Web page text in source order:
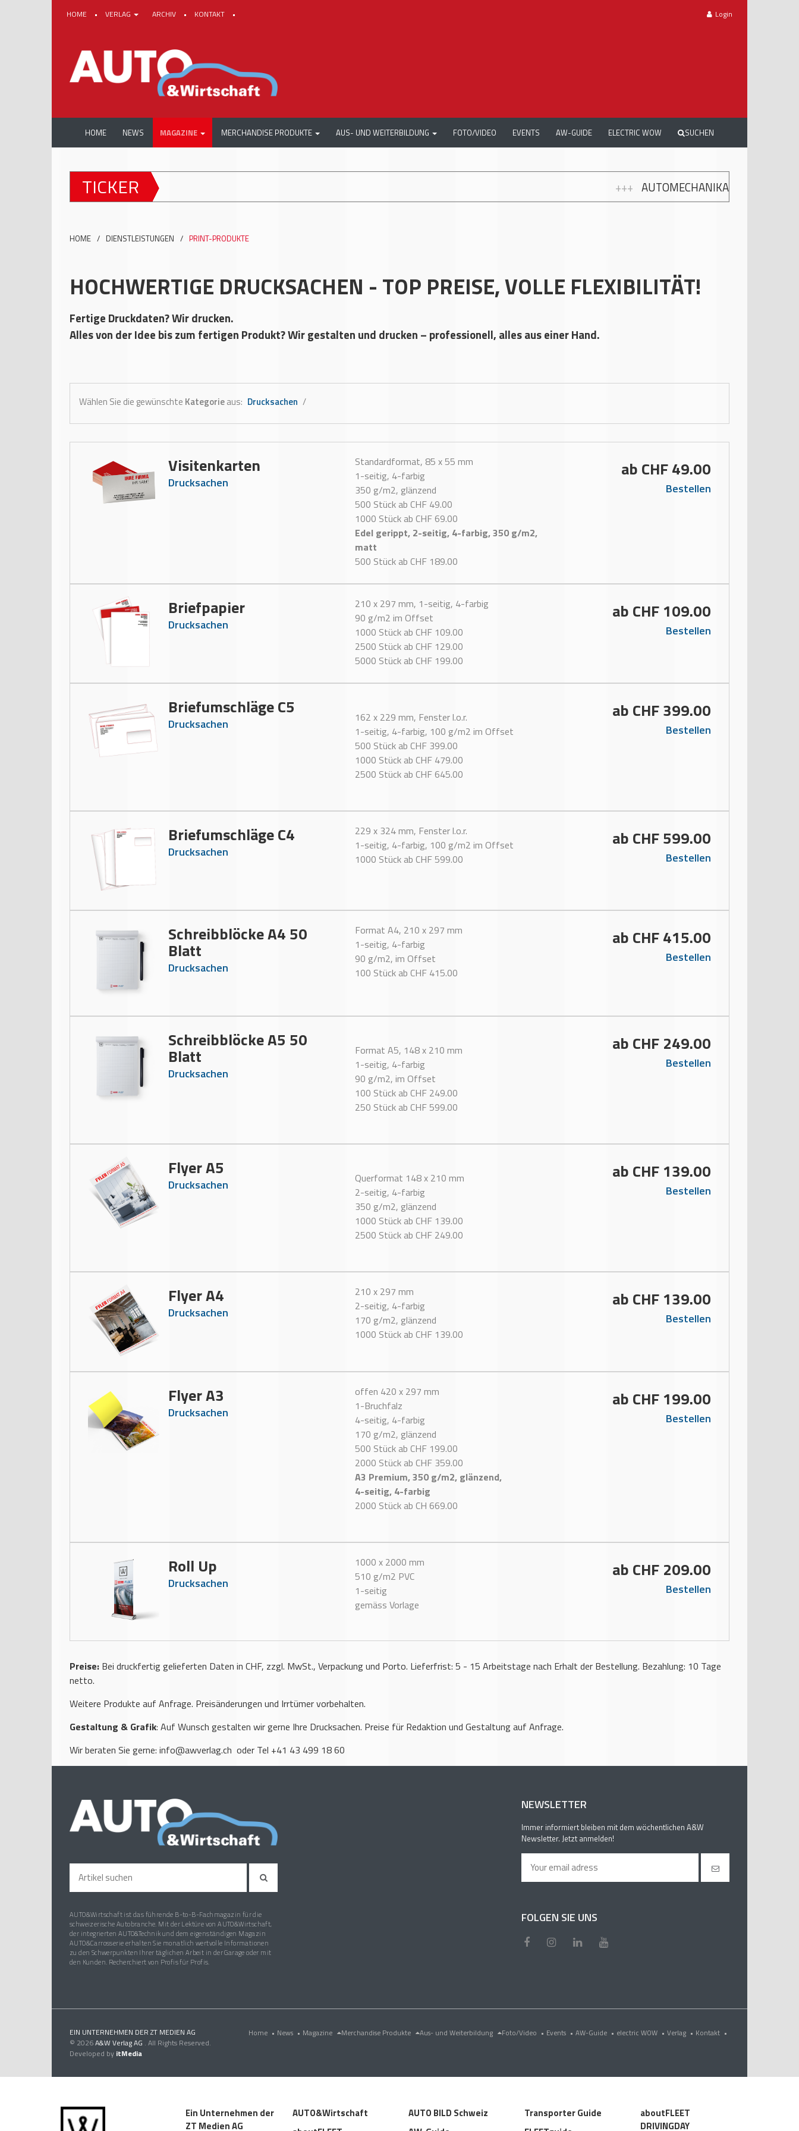
HOME • VERLAG ARCHIV • KONTAKT • Login
HOME NEWS MAGAZINE MERCHANDISE PRODUKTE AUS- UND WEITERBILDUNG FOTO/VIDEO EVENTS AW-GUIDE ELECTRIC WOW SUCHEN
TICKER AUTOMECHANIKA WORKSHOPS: GRATIS
HOME / DIENSTLEISTUNGEN / PRINT-PRODUKTE
HOCHWERTIGE DRUCKSACHEN - TOP PREISE, VOLLE FLEXIBILITÄT!
Fertige Druckdaten? Wir drucken.
Alles von der Idee bis zum fertigen Produkt? Wir gestalten und drucken – professionell, alles aus einer Hand.
Wählen Sie die gewünschte Kategorieaus: Drucksachen /
Visitenkarten
Drucksachen
Standardformat, 85 x 55 mm
1-seitig, 4-farbig
350 g/m2, glänzend
500 Stück ab CHF 49.00
1000 Stück ab CHF 69.00
Edel gerippt, 2-seitig, 4-farbig, 350 g/m2,
matt
500 Stück ab CHF 189.00
ab CHF 49.00
Bestellen
Briefpapier
Drucksachen
210 x 297 mm, 1-seitig, 4-farbig
90 g/m2 im Offset
1000 Stück ab CHF 109.00
2500 Stück ab CHF 129.00
5000 Stück ab CHF 199.00
ab CHF 109.00
Bestellen
Briefumschläge C5
Drucksachen
162 x 229 mm, Fenster l.o.r.
1-seitig, 4-farbig, 100 g/m2 im Offset
500 Stück ab CHF 399.00
1000 Stück ab CHF 479.00
2500 Stück ab CHF 645.00
ab CHF 399.00
Bestellen
Briefumschläge C4
Drucksachen
229 x 324 mm, Fenster l.o.r.
1-seitig, 4-farbig, 100 g/m2 im Offset
1000 Stück ab CHF 599.00
ab CHF 599.00
Bestellen
Schreibblöcke A4 50
Blatt
Drucksachen
Format A4, 210 x 297 mm
1-seitig, 4-farbig
90 g/m2, im Offset
100 Stück ab CHF 415.00
ab CHF 415.00
Bestellen
Schreibblöcke A5 50
Blatt
Drucksachen
Format A5, 148 x 210 mm
1-seitig, 4-farbig
90 g/m2, im Offset
100 Stück ab CHF 249.00
250 Stück ab CHF 599.00
ab CHF 249.00
Bestellen
Flyer A5
Drucksachen
Querformat 148 x 210 mm
2-seitig, 4-farbig
350 g/m2, glänzend
1000 Stück ab CHF 139.00
2500 Stück ab CHF 249.00
ab CHF 139.00
Bestellen
Flyer A4
Drucksachen
210 x 297 mm
2-seitig, 4-farbig
170 g/m2, glänzend
1000 Stück ab CHF 139.00
ab CHF 139.00
Bestellen
Flyer A3
Drucksachen
offen 420 x 297 mm
1-Bruchfalz
4-seitig, 4-farbig
170 g/m2, glänzend
500 Stück ab CHF 199.00
2000 Stück ab CHF 359.00
A3 Premium, 350 g/m2, glänzend,
4-seitig, 4-farbig
2000 Stück ab CH 669.00
ab CHF 199.00
Bestellen
Roll Up
Drucksachen
1000 x 2000 mm
510 g/m2 PVC
1-seitig
gemäss Vorlage
ab CHF 209.00
Bestellen
Preise: Bei druckfertig gelieferten Daten in CHF, zzgl. MwSt., Verpackung und Porto. Lieferfrist: 5 - 15 Arbeitstage nach Erhalt der Bestellung. Bezahlung: 10 Tage
netto.
Weitere Produkte auf Anfrage. Preisänderungen und Irrtümer vorbehalten.
Gestaltung & Grafik: Auf Wunsch gestalten wir gerne Ihre Drucksachen. Preise für Redaktion und Gestaltung auf Anfrage.
Wir beraten Sie gerne: info@awverlag.ch oder Tel +41 43 499 18 60
AUTO&Wirtschaft ist das führende B-to-B-Fachmagazin für die
schweizerische Autobranche. Mit der Lektüre von AUTO&Wirtschaft,
der integrierten AUTO&Technik und dem eigenständigen Magazin
AUTO&Carrosserie erhalten Sie monatlich wertvolle Informationen
zu den Schwerpunkten Ihrer täglichen Arbeit in der Garage oder mit
den Kunden. Recherchiert von Profis für Profis.
NEWSLETTER
Immer informiert bleiben mit dem wöchentlichen A&W
Newsletter. Jetzt anmelden!
FOLGEN SIE UNS
EIN UNTERNEHMEN DER ZT MEDIEN AG
© 2026A&W Verlag AG . All Rights Reserved.
Developed by itMedia
Home • News • Magazine Merchandise Produkte Aus- und Weiterbildung Foto/Video • Events • AW-Guide • electric WOW • Verlag • Kontakt •
Ein Unternehmen der
ZT Medien AG
AUTO&Wirtschaft
AUTO BILD Schweiz
Transporter Guide
aboutFLEET
DRIVINGDAY